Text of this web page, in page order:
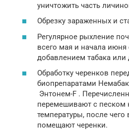
уничтожить часть
Обрезку зараженных и
Регулярное рыхление
всего мая и начала
добавлением табака
Обработку черенков
биопрепаратами
Энтонем-F .
перемешивают с песком
температуры, после чего
помещают черенки.